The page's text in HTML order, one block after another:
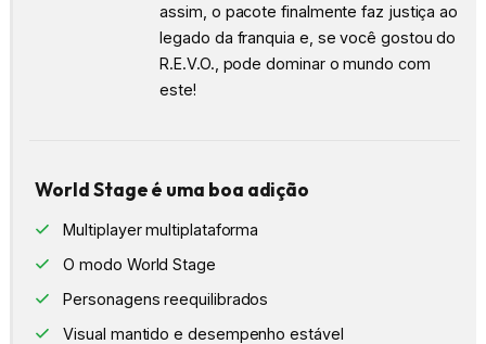
assim, o pacote finalmente faz justiça ao
legado da franquia e, se você gostou do
R.E.V.O., pode dominar o mundo com
este!
World Stage é uma boa adição
Multiplayer multiplataforma
O modo World Stage
Personagens reequilibrados
Visual mantido e desempenho estável